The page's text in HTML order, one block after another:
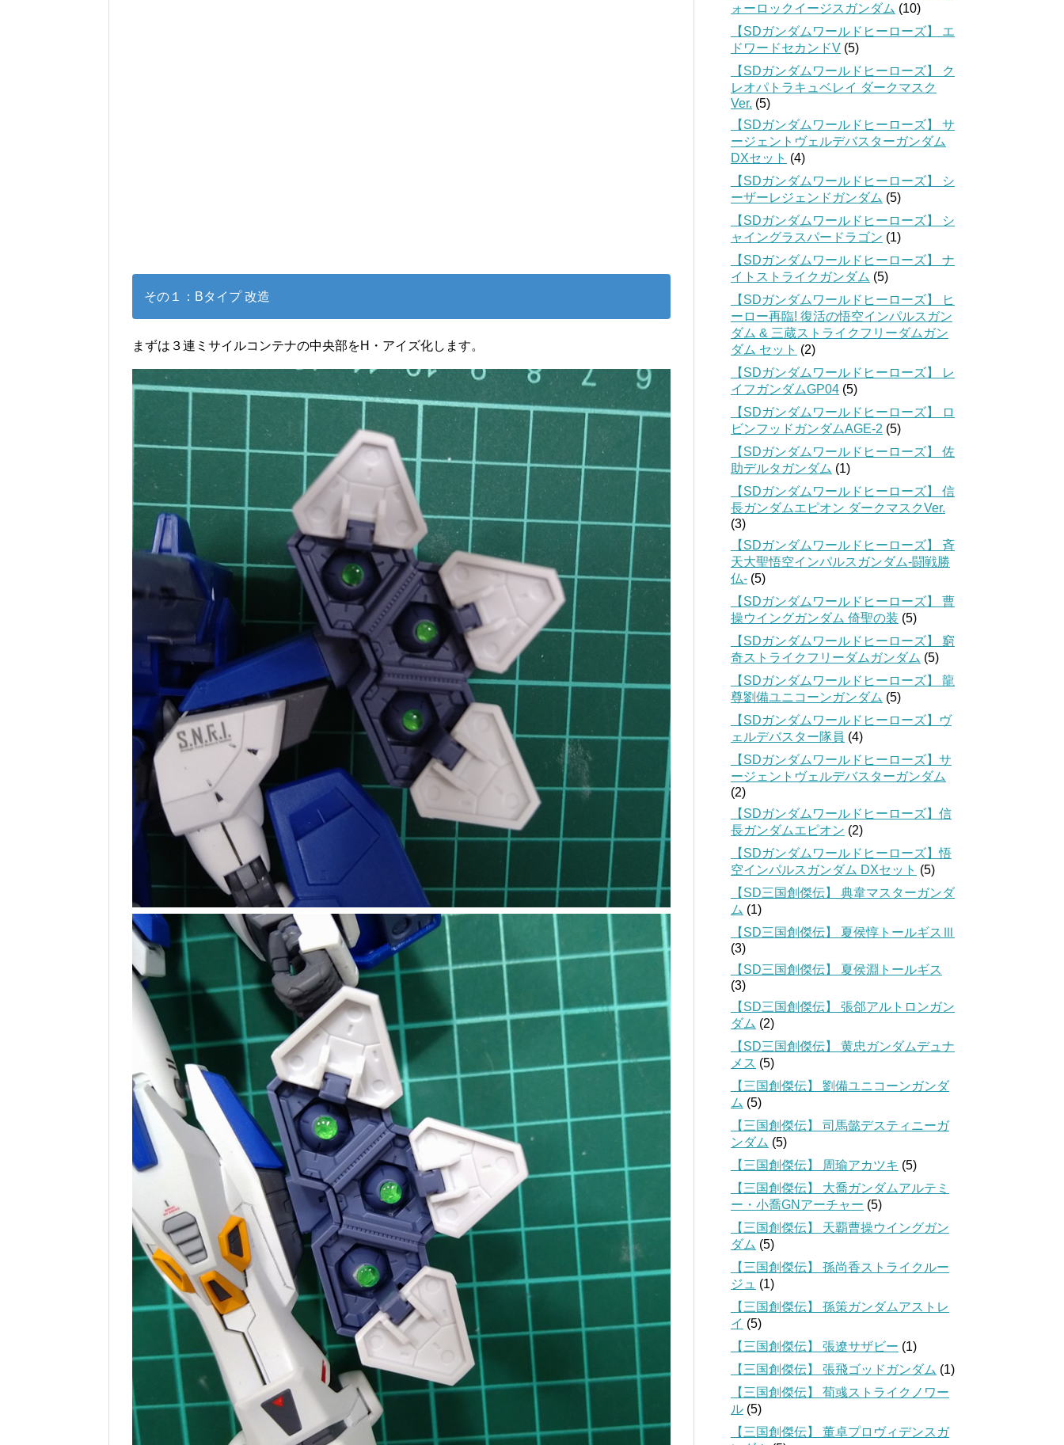
その１：Bタイプ 改造
まずは３連ミサイルコンテナの中央部をH・アイズ化します。
ォーロックイージスガンダム (10)
【SDガンダムワールドヒーローズ】 エ
ドワードセカンドV (5)
【SDガンダムワールドヒーローズ】 ク
レオパトラキュベレイ ダークマスク
Ver. (5)
【SDガンダムワールドヒーローズ】 サ
ージェントヴェルデバスターガンダム
DXセット (4)
【SDガンダムワールドヒーローズ】 シ
ーザーレジェンドガンダム (5)
【SDガンダムワールドヒーローズ】 シ
ャイングラスパードラゴン (1)
【SDガンダムワールドヒーローズ】 ナ
イトストライクガンダム (5)
【SDガンダムワールドヒーローズ】 ヒ
ーロー再臨! 復活の悟空インパルスガン
ダム & 三蔵ストライクフリーダムガン
ダム セット (2)
【SDガンダムワールドヒーローズ】 レ
イフガンダムGP04 (5)
【SDガンダムワールドヒーローズ】 ロ
ビンフッドガンダムAGE-2 (5)
【SDガンダムワールドヒーローズ】 佐
助デルタガンダム (1)
【SDガンダムワールドヒーローズ】 信
長ガンダムエピオン ダークマスクVer.
(3)
【SDガンダムワールドヒーローズ】 斉
天大聖悟空インパルスガンダム-闘戦勝
仏- (5)
【SDガンダムワールドヒーローズ】 曹
操ウイングガンダム 倚聖の装 (5)
【SDガンダムワールドヒーローズ】 窮
奇ストライクフリーダムガンダム (5)
【SDガンダムワールドヒーローズ】 龍
尊劉備ユニコーンガンダム (5)
【SDガンダムワールドヒーローズ】ヴ
ェルデバスター隊員 (4)
【SDガンダムワールドヒーローズ】サ
ージェントヴェルデバスターガンダム
(2)
【SDガンダムワールドヒーローズ】信
長ガンダムエピオン (2)
【SDガンダムワールドヒーローズ】悟
空インパルスガンダム DXセット (5)
【SD三国創傑伝】 典韋マスターガンダ
ム (1)
【SD三国創傑伝】 夏侯惇トールギスⅢ
(3)
【SD三国創傑伝】 夏侯淵トールギス
(3)
【SD三国創傑伝】 張郃アルトロンガン
ダム (2)
【SD三国創傑伝】 黄忠ガンダムデュナ
メス (5)
【三国創傑伝】 劉備ユニコーンガンダ
ム (5)
【三国創傑伝】 司馬懿デスティニーガ
ンダム (5)
【三国創傑伝】 周瑜アカツキ (5)
【三国創傑伝】 大喬ガンダムアルテミ
ー・小喬GNアーチャー (5)
【三国創傑伝】 天覇曹操ウイングガン
ダム (5)
【三国創傑伝】 孫尚香ストライクルー
ジュ (1)
【三国創傑伝】 孫策ガンダムアストレ
イ (5)
【三国創傑伝】 張遼サザビー (1)
【三国創傑伝】 張飛ゴッドガンダム (1)
【三国創傑伝】 荀彧ストライクノワー
ル (5)
【三国創傑伝】 董卓プロヴィデンスガ